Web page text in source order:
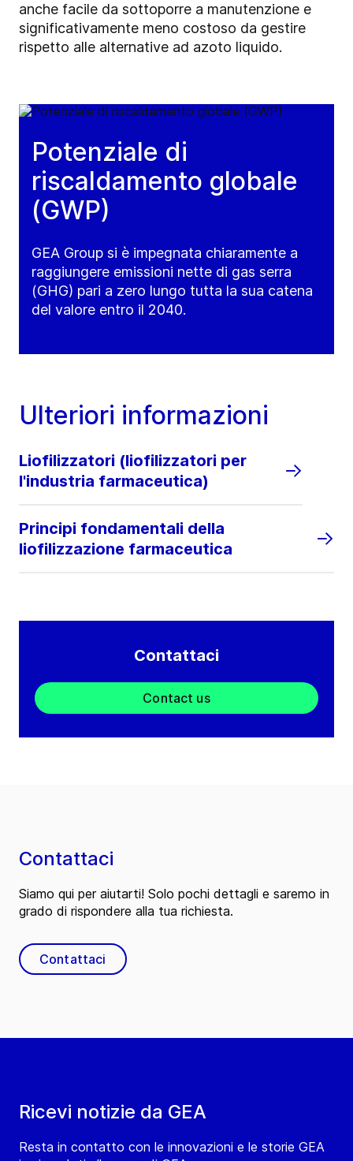
anche facile da sottoporre a manutenzione e
significativamente meno costoso da gestire
rispetto alle alternative ad azoto liquido.
Potenziale di
riscaldamento globale
(GWP)
GEA Group si è impegnata chiaramente a
raggiungere emissioni nette di gas serra
(GHG) pari a zero lungo tutta la sua catena
del valore entro il 2040.
Ulteriori informazioni
Liofilizzatori (liofilizzatori per
l'industria farmaceutica)
Principi fondamentali della
liofilizzazione farmaceutica
Contattaci
Contact us
Ricevi notizie da GEA
Resta in contatto con le innovazioni e le storie GEA
Contattaci
Siamo qui per aiutarti! Solo pochi dettagli e saremo in
grado di rispondere alla tua richiesta.
Contattaci